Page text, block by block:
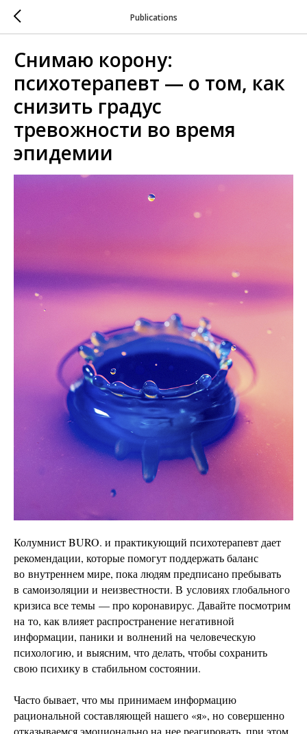
Publications
Снимаю корону:
психотерапевт — о том, как
снизить градус
тревожности во время
эпидемии
Колумнист BURO. и практикующий психотерапевт дает
рекомендации, которые помогут поддержать баланс
во внутреннем мире, пока людям предписано пребывать
в самоизоляции и неизвестности. В условиях глобального
кризиса все темы — про коронавирус. Давайте посмотрим
на то, как влияет распространение негативной
информации, паники и волнений на человеческую
психологию, и выясним, что делать, чтобы сохранить
свою психику в стабильном состоянии.
Часто бывает, что мы принимаем информацию
рациональной составляющей нашего «я», но совершенно